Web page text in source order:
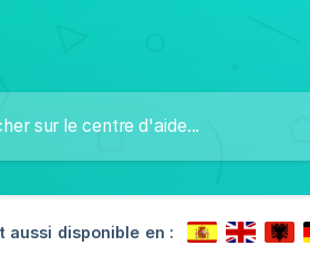
aussi disponible en :